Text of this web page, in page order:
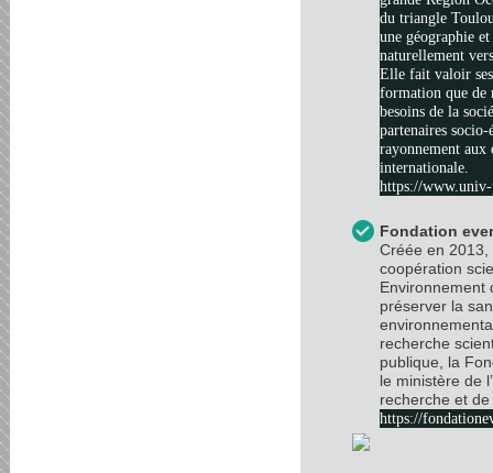
du triangle
une géographie
naturellement
Elle fait valoir
formation que de
besoins de la
partenaires
rayonnement aux
internationale.
https://
Fondation
Créée en
coopération
Environnement
préserver la
recherche
publique, la
le ministère de
recherche et
https://